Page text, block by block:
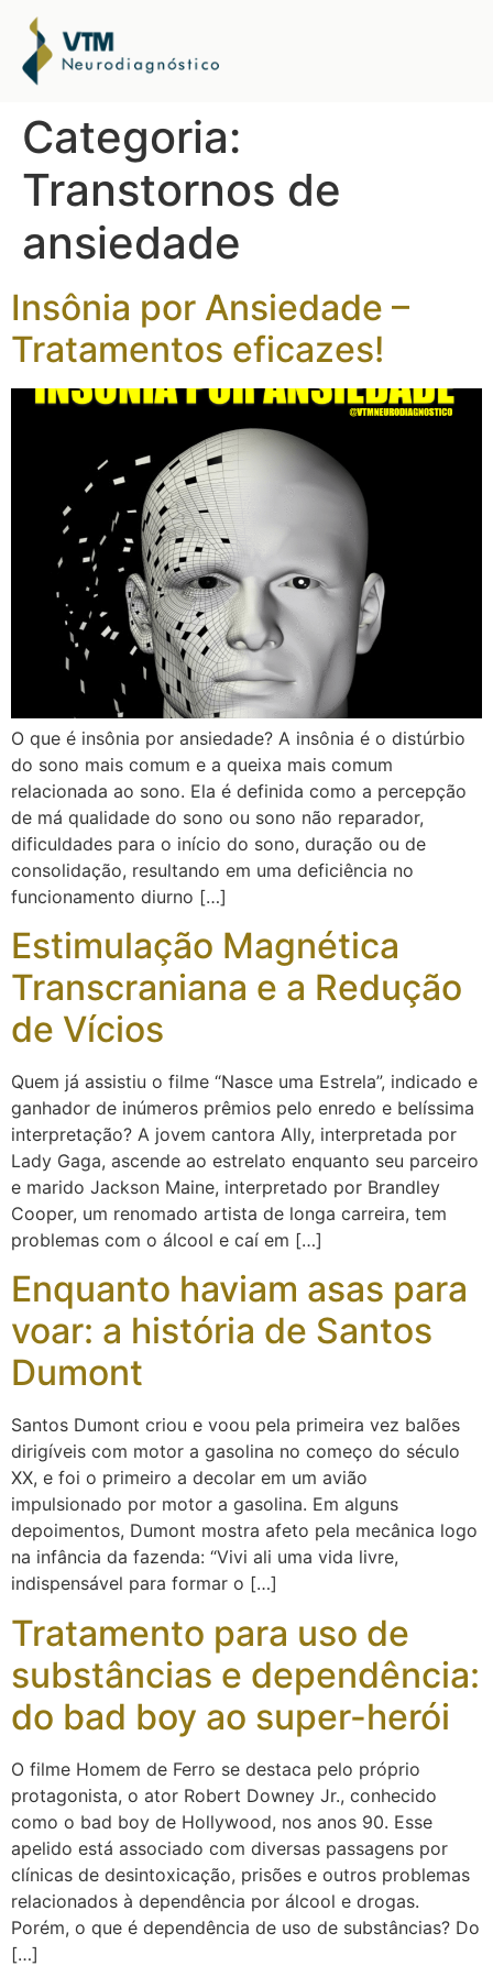
Categoria:
Transtornos de
ansiedade
Insônia por Ansiedade –
Tratamentos eficazes!
O que é insônia por ansiedade? A insônia é o distúrbio
do sono mais comum e a queixa mais comum
relacionada ao sono. Ela é definida como a percepção
de má qualidade do sono ou sono não reparador,
dificuldades para o início do sono, duração ou de
consolidação, resultando em uma deficiência no
funcionamento diurno […]
Estimulação Magnética
Transcraniana e a Redução
de Vícios
Quem já assistiu o filme “Nasce uma Estrela”, indicado e
ganhador de inúmeros prêmios pelo enredo e belíssima
interpretação? A jovem cantora Ally, interpretada por
Lady Gaga, ascende ao estrelato enquanto seu parceiro
e marido Jackson Maine, interpretado por Brandley
Cooper, um renomado artista de longa carreira, tem
problemas com o álcool e caí em […]
Enquanto haviam asas para
voar: a história de Santos
Dumont
Santos Dumont criou e voou pela primeira vez balões
dirigíveis com motor a gasolina no começo do século
XX, e foi o primeiro a decolar em um avião
impulsionado por motor a gasolina. Em alguns
depoimentos, Dumont mostra afeto pela mecânica logo
na infância da fazenda: “Vivi ali uma vida livre,
indispensável para formar o […]
Tratamento para uso de
substâncias e dependência:
do bad boy ao super-herói
O filme Homem de Ferro se destaca pelo próprio
protagonista, o ator Robert Downey Jr., conhecido
como o bad boy de Hollywood, nos anos 90. Esse
apelido está associado com diversas passagens por
clínicas de desintoxicação, prisões e outros problemas
relacionados à dependência por álcool e drogas.
Porém, o que é dependência de uso de substâncias? Do
[…]